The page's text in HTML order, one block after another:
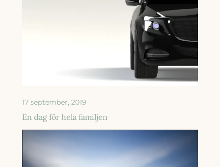
17 september, 2019
En dag för hela familjen